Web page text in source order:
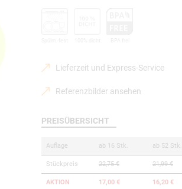
Lieferzeit und Express-Service
Referenzbilder ansehen
PREISÜBERSICHT
Auflage ab 16 Stk. ab 52 Stk.
Stückpreis 22,75 € 21,99 €
AKTION 17,00 € 16,20 €